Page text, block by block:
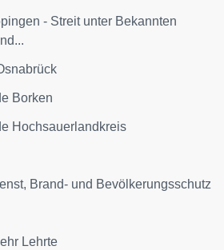
- Streit unter Bekannten
Borken
Hochsauerlandkreis
Brand- und Bevölkerungsschutz
Lehrte